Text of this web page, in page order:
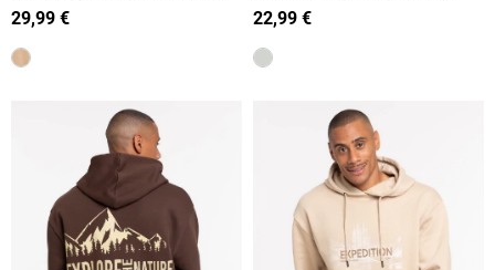
clair homme
29,99 €
homme
22,99 €